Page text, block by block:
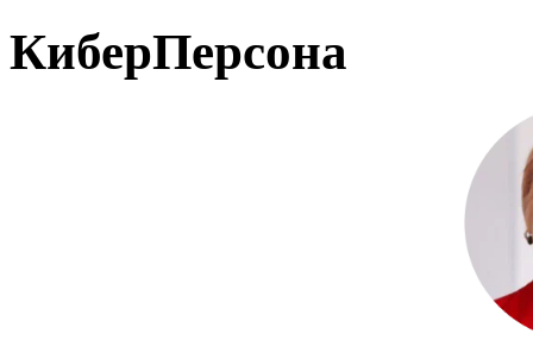
КиберПерсона